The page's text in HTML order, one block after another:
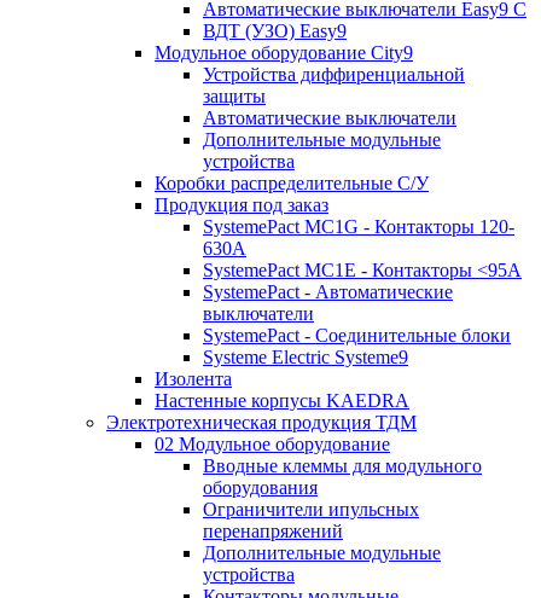
Автоматические выключатели Easy9 С
ВДТ (УЗО) Easy9
Модульное оборудование City9
Устройства диффиренциальной
защиты
Автоматические выключатели
Дополнительные модульные
устройства
Коробки распределительные C/У
Продукция под заказ
SystemePact MC1G - Контакторы 120-
630A
SystemePact MC1E - Контакторы <95A
SystemePact - Автоматические
выключатели
SystemePact - Соединительные блоки
Systeme Electric Systeme9
Изолента
Настенные корпусы KAEDRA
Электротехническая продукция ТДМ
02 Модульное оборудование
Вводные клеммы для модульного
оборудования
Ограничители ипульсных
перенапряжений
Дополнительные модульные
устройства